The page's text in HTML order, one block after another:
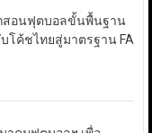
สอนฟุตบอลขั้นพื้นฐาน
บโค้ชไทยสู่มาตรฐาน FA